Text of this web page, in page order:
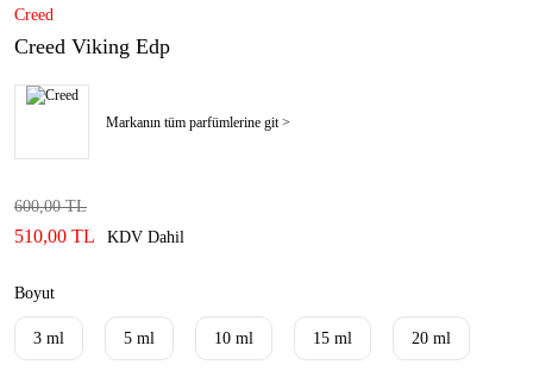
Creed
Creed Viking Edp
Markanın tüm parfümlerine git >
600,00 TL
510,00 TL KDV Dahil
Boyut
3 ml 5 ml 10 ml 15 ml 20 ml